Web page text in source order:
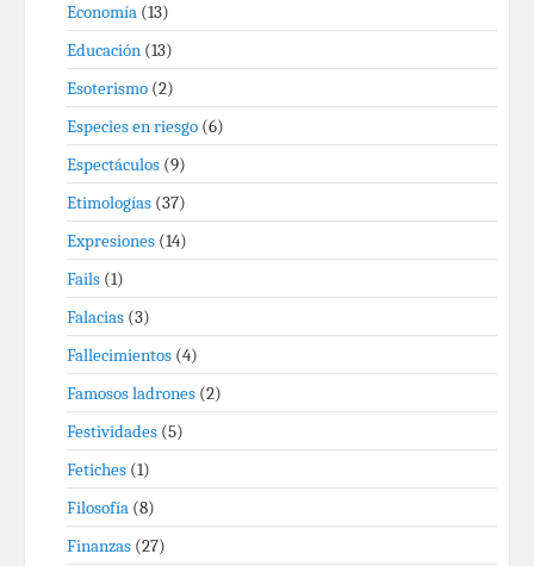
Economía (13)
Educación (13)
Esoterismo (2)
Especies en riesgo (6)
Espectáculos (9)
Etimologías (37)
Expresiones (14)
Fails (1)
Falacias (3)
Fallecimientos (4)
Famosos ladrones (2)
Festividades (5)
Fetiches (1)
Filosofía (8)
Finanzas (27)